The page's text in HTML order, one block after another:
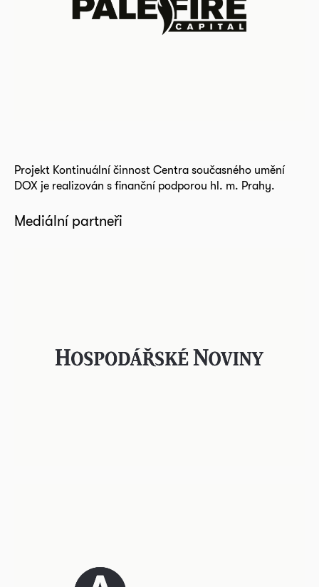
Projekt Kontinuální činnost Centra současného umění
DOX je realizován s finanční podporou hl. m. Prahy.
Mediální partneři